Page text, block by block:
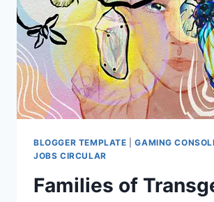
TRAGEDY
CAN
STRIKE
IF
THEY
DON’T.
BLOGGER TEMPLATE |GAMING
JOBS CIRCULAR
Families of